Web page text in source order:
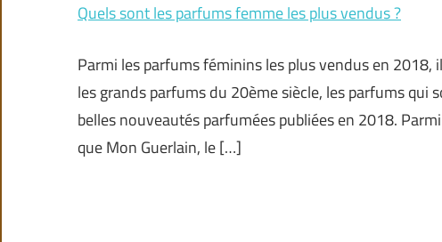
Quels sont les parfums femme les plus vendus ?
Parmi les parfums féminins les plus vendus en
les grands parfums du 20ème siècle, les parfums qui
belles nouveautés parfumées publiées en 2018.
que Mon Guerlain, le […]